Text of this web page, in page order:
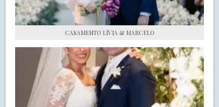
CASAMENTO LÍVIA & MARCELO